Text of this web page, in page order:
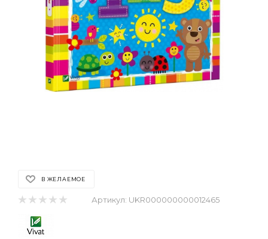
В ЖЕЛАЕМОЕ
Артикул: UKR000000000012465